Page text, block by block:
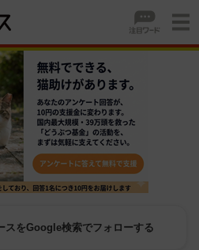
スをGoogle検索でフォローする